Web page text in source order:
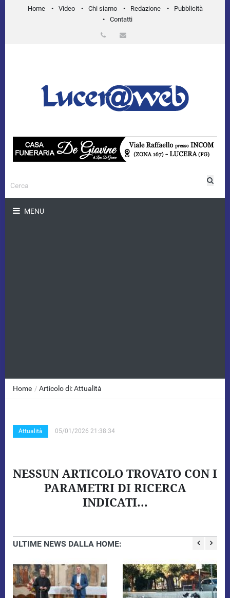
Home Video Chi siamo Redazione
Pubblicità
Contatti
MENU
Home / Articolo di: Attualità
Attualità 05/01/2026 21:38:34
NESSUN ARTICOLO TROVATO CON I
PARAMETRI DI RICERCA
INDICATI...
ULTIME NEWS DALLA HOME: